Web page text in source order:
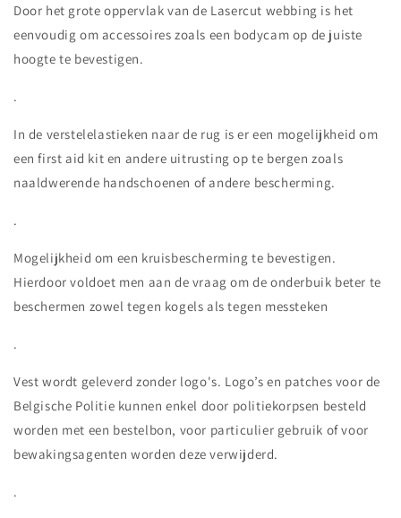
Door het grote oppervlak van de Lasercut webbing is het
eenvoudig om accessoires zoals een bodycam op de juiste
hoogte te bevestigen.
.
In de verstelelastieken naar de rug is er een mogelijkheid om
een first aid kit en andere uitrusting op te bergen zoals
naaldwerende handschoenen of andere bescherming.
.
Mogelijkheid om een kruisbescherming te bevestigen.
Hierdoor voldoet men aan de vraag om de onderbuik beter te
beschermen zowel tegen kogels als tegen messteken
.
Vest wordt geleverd zonder logo's. Logo’s en patches voor de
Belgische Politie kunnen enkel door politiekorpsen besteld
worden met een bestelbon, voor particulier gebruik of voor
bewakingsagenten worden deze verwijderd.
.